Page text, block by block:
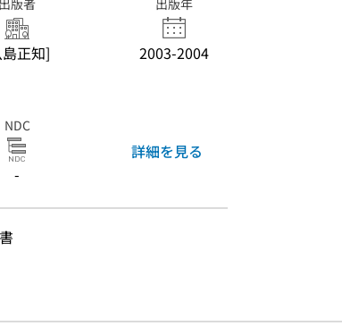
出版者
正知]
出版年
2003-2004
NDC
-
詳細を見る